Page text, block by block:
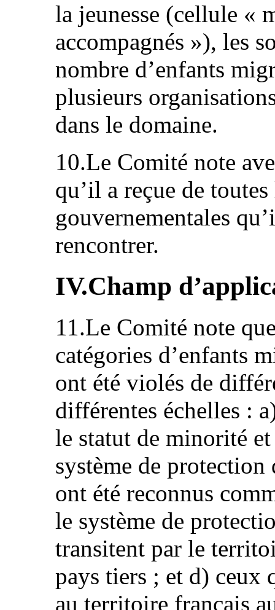
la jeunesse (cellule «
accompagnés »), les
nombre d’enfants
plusieurs
dans le domaine.
10.Le Comité note
qu’il a reçue de
gouvernementales
rencontrer.
IV.Champ
11.Le Comité note
catégories d’enfants
ont été violés de
différentes échelles :
le statut de minorité et
système de
ont été reconnus
le système de
transitent par le
pays tiers ; et d) ceux
au territoire français